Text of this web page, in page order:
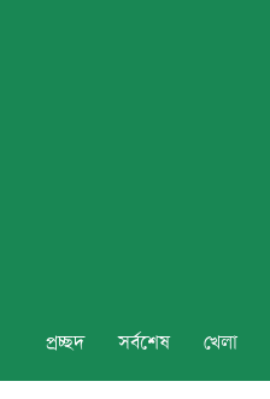
প্রচ্ছদ সর্বশেষ খেলা